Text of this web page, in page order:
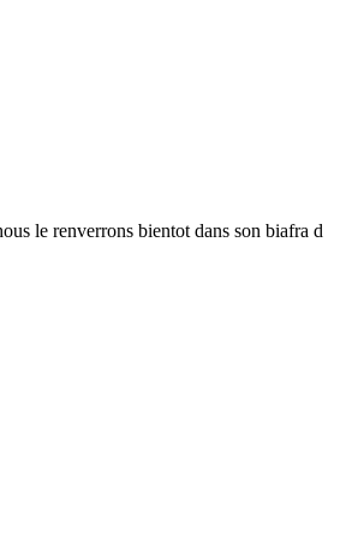
le renverrons bientot dans son biafra d